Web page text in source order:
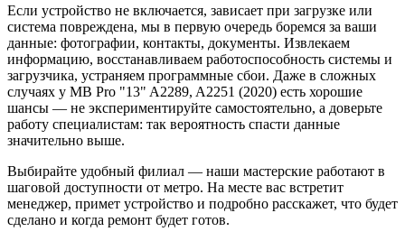
Если устройство не включается, зависает при загрузке или
система повреждена, мы в первую очередь боремся за ваши
данные: фотографии, контакты, документы. Извлекаем
информацию, восстанавливаем работоспособность системы и
загрузчика, устраняем программные сбои. Даже в сложных
случаях у MB Pro "13" A2289, A2251 (2020) есть хорошие
шансы — не экспериментируйте самостоятельно, а доверьте
работу специалистам: так вероятность спасти данные
значительно выше.
Выбирайте удобный филиал — наши мастерские работают в
шаговой доступности от метро. На месте вас встретит
менеджер, примет устройство и подробно расскажет, что будет
сделано и когда ремонт будет готов.